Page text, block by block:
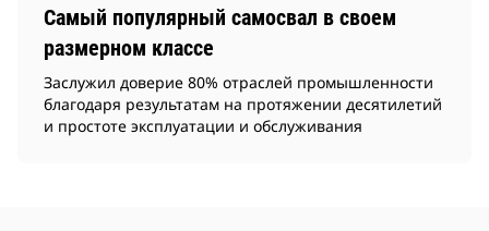
Самый популярный самосвал в своем
размерном классе
Заслужил доверие 80% отраслей промышленности
благодаря результатам на протяжении десятилетий
и простоте эксплуатации и обслуживания